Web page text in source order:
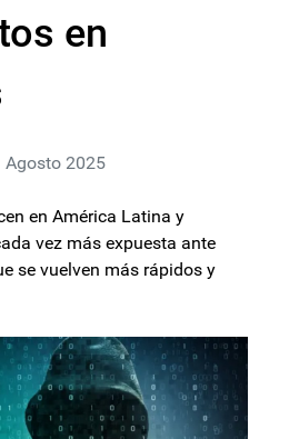
en
Agosto 2025
en América Latina y
vez más expuesta ante
se vuelven más rápidos y